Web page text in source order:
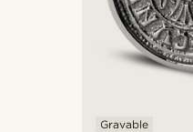
Gravable